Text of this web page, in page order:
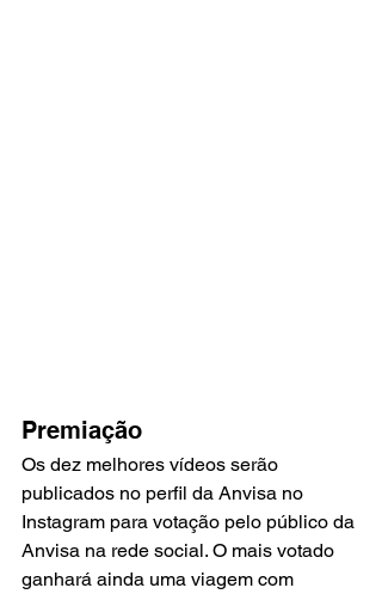
Premiação
Os dez melhores vídeos serão
publicados no perfil da Anvisa no
Instagram para votação pelo público da
Anvisa na rede social. O mais votado
ganhará ainda uma viagem com